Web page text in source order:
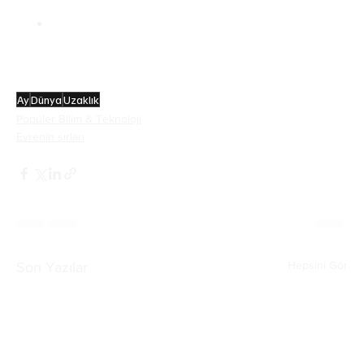
AyDünyaUzaklık